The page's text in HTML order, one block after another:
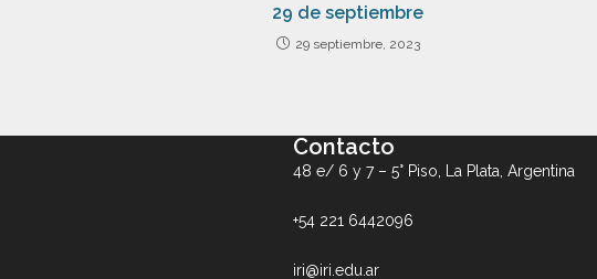
29 de septiembre
29 septiembre, 2023
Contacto
48 e/ 6 y 7 – 5° Piso, La Plata, Argentina
+54 221 6442096
iri@iri.edu.ar